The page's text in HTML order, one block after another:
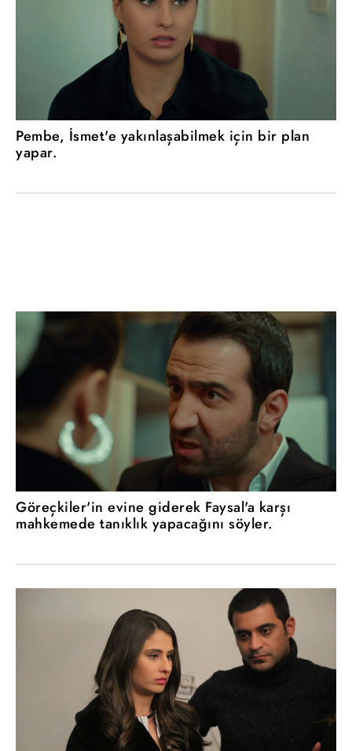
Pembe, İsmet'e yakınlaşabilmek için bir plan
yapar.
Göreçkiler'in evine giderek Faysal'a karşı
mahkemede tanıklık yapacağını söyler.